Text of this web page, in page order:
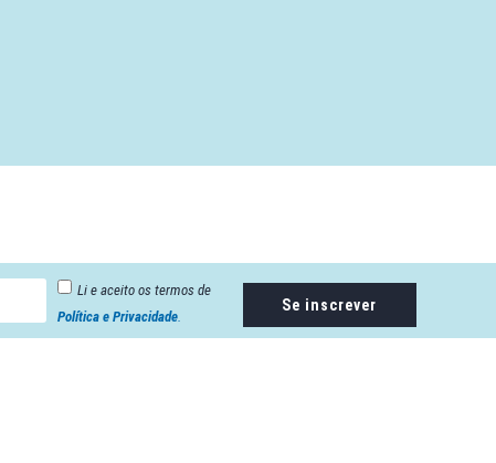
Li e aceito os termos de
Política e Privacidade
Se inscrever